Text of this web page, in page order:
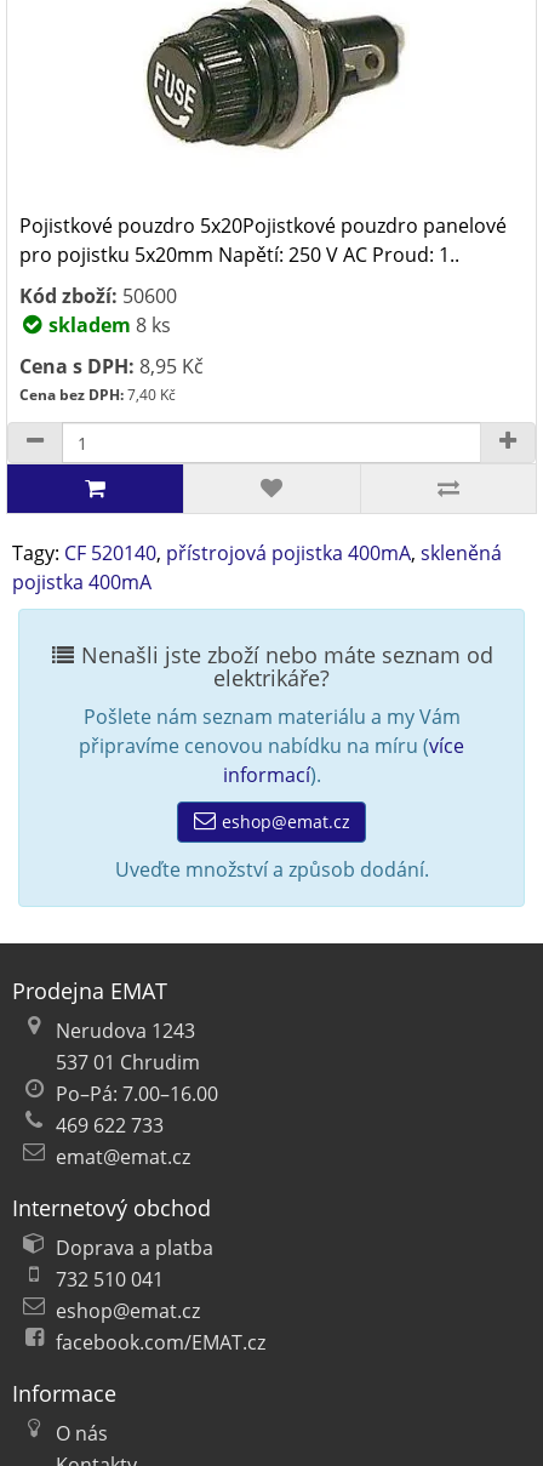
Pojistkové pouzdro 5x20Pojistkové pouzdro panelové
pro pojistku 5x20mm Napětí: 250 V AC Proud: 1..
Kód zboží: 50600
skladem 8 ks
Cena s DPH: 8,95 Kč
Cena bez DPH:7,40 Kč
Tagy: CF 520140, přístrojová pojistka 400mA, skleněná
pojistka 400mA
Nenašli jste zboží nebo máte seznam od
elektrikáře?
Pošlete nám seznam materiálu a my Vám
připravíme cenovou nabídku na míru (více
informací).
eshop@emat.cz
Uveďte množství a způsob dodání.
Prodejna EMAT
Nerudova 1243
537 01 Chrudim
Po–Pá: 7.00–16.00
469 622 733
emat@emat.cz
Internetový obchod
Doprava a platba
732 510 041
eshop@emat.cz
facebook.com/EMAT.cz
Informace
O nás